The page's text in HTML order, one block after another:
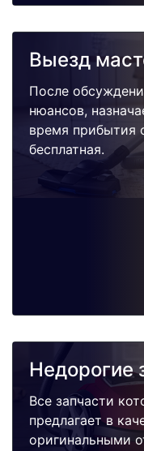
Выезд
После
нюансов,
время прибытия
бесплатная.
Недорогие
Все запчасти
предлагает в
оригинальными